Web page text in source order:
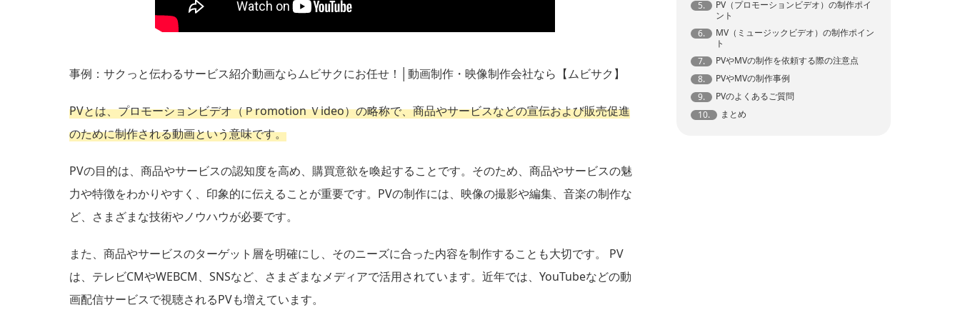
事例：サクっと伝わるサービス紹介動画ならムビサクにお任せ！│動画制作・映像制作会社なら【ムビサク】
PVとは、プロモーションビデオ（Ｐromotion Ｖideo）の略称で、商品やサービスなどの宣伝および販売促進
のために制作される動画という意味です。
PVの目的は、商品やサービスの認知度を高め、購買意欲を喚起することです。そのため、商品やサービスの魅
力や特徴をわかりやすく、印象的に伝えることが重要です。PVの制作には、映像の撮影や編集、音楽の制作な
ど、さまざまな技術やノウハウが必要です。
また、商品やサービスのターゲット層を明確にし、そのニーズに合った内容を制作することも大切です。 PV
は、テレビCMやWEBCM、SNSなど、さまざまなメディアで活用されています。近年では、YouTubeなどの動
画配信サービスで視聴されるPVも増えています。
5.
PV（プロモーションビデオ）の制作ポイ
ント
6.
MV（ミュージックビデオ）の制作ポイン
ト
7.
PVやMVの制作を依頼する際の注意点
8.
PVやMVの制作事例
9.
PVのよくあるご質問
10.
まとめ